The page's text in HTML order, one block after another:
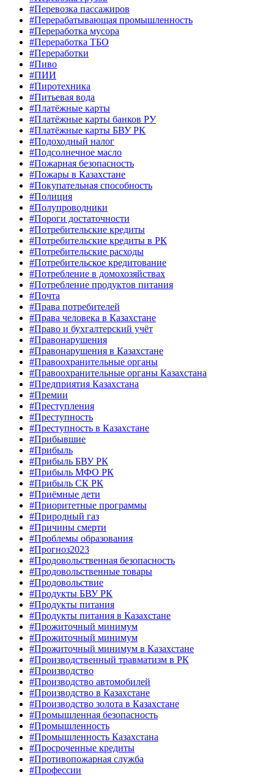
#Перевозка пассажиров
#Перерабатывающая промышленность
#Переработка мусора
#Переработка ТБО
#Переработки
#Пиво
#ПИИ
#Пиротехника
#Питьевая вода
#Платёжные карты
#Платёжные карты банков РУ
#Платёжные карты БВУ РК
#Подоходный налог
#Подсолнечное масло
#Пожарная безопасность
#Пожары в Казахстане
#Покупательная способность
#Полиция
#Полупроводники
#Пороги достаточности
#Потребительские кредиты
#Потребительские кредиты в РК
#Потребительские расходы
#Потребительское кредитование
#Потребление в домохозяйствах
#Потребление продуктов питания
#Почта
#Права потребителей
#Права человека в Казахстане
#Право и бухгалтерский учёт
#Правонарушения
#Правонарушения в Казахстане
#Правоохранительные органы
#Правоохранительные органы Казахстана
#Предприятия Казахстана
#Премии
#Преступления
#Преступность
#Преступность в Казахстане
#Прибывшие
#Прибыль
#Прибыль БВУ РК
#Прибыль МФО РК
#Прибыль СК РК
#Приёмные дети
#Приоритетные программы
#Природный газ
#Причины смерти
#Проблемы образования
#Прогноз2023
#Продовольственная безопасность
#Продовольственные товары
#Продовольствие
#Продукты БВУ РК
#Продукты питания
#Продукты питания в Казахстане
#Прожиточный минимум
#Прожиточный минимум
#Прожиточный минимум в Казахстане
#Производственный травматизм в РК
#Производство
#Производство автомобилей
#Производство в Казахстане
#Производство золота в Казахстане
#Промышленная безопасность
#Промышленность
#Промышленность Казахстана
#Просроченные кредиты
#Противопожарная служба
#Профессии